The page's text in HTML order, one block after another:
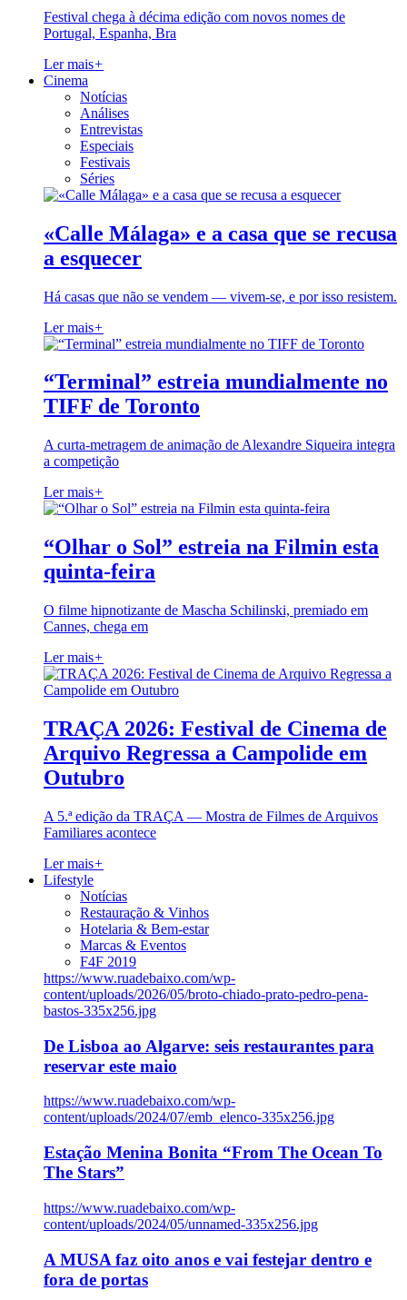
Festival chega à décima edição com novos nomes de
Portugal, Espanha, Bra
Ler mais+
Cinema
Notícias
Análises
Entrevistas
Especiais
Festivais
Séries
«Calle Málaga» e a casa que se recusa
a esquecer
Há casas que não se vendem — vivem-se, e por isso resistem.
Ler mais+
“Terminal” estreia mundialmente no
TIFF de Toronto
A curta-metragem de animação de Alexandre Siqueira integra
a competição
Ler mais+
“Olhar o Sol” estreia na Filmin esta
quinta-feira
O filme hipnotizante de Mascha Schilinski, premiado em
Cannes, chega em
Ler mais+
TRAÇA 2026: Festival de Cinema de
Arquivo Regressa a Campolide em
Outubro
A 5.ª edição da TRAÇA — Mostra de Filmes de Arquivos
Familiares acontece
Ler mais+
Lifestyle
Notícias
Restauração & Vinhos
Hotelaria & Bem-estar
Marcas & Eventos
F4F 2019
https://www.ruadebaixo.com/wp-
content/uploads/2026/05/broto-chiado-prato-pedro-pena-
bastos-335x256.jpg
De Lisboa ao Algarve: seis restaurantes para
reservar este maio
https://www.ruadebaixo.com/wp-
content/uploads/2024/07/emb_elenco-335x256.jpg
Estação Menina Bonita “From The Ocean To
The Stars”
https://www.ruadebaixo.com/wp-
content/uploads/2024/05/unnamed-335x256.jpg
A MUSA faz oito anos e vai festejar dentro e
fora de portas